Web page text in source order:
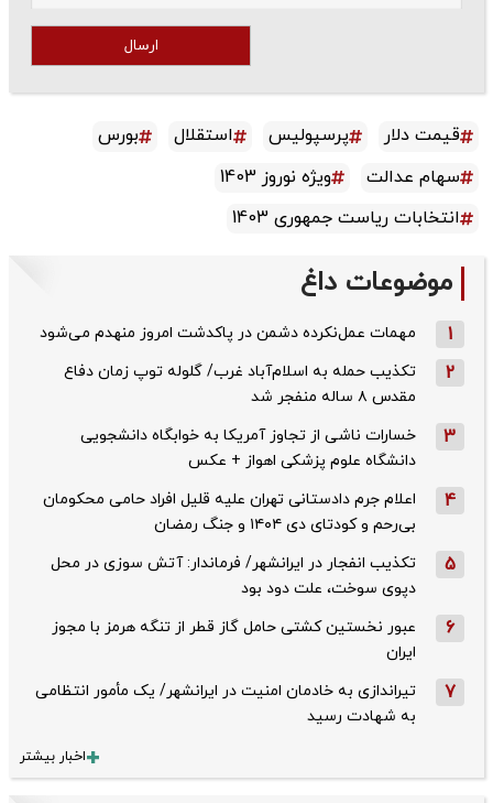
ارسال
قیمت دلار پرسپولیس استقلال
بورس
سهام عدالت
ویژه نوروز 1403
انتخابات ریاست جمهوری 1403
موضوعات داغ
1 مهمات عمل‌نکرده دشمن در پاکدشت امروز منهدم می‌شود
2
تکذیب حمله به اسلام‌آباد غرب/ گلوله توپ زمان دفاع
مقدس ۸ ساله منفجر شد
3
خسارات ناشی از تجاوز آمریکا به خوابگاه دانشجویی
دانشگاه علوم پزشکی اهواز + عکس
4
اعلام جرم دادستانی تهران علیه قلیل افراد حامی محکومان
بی‌رحم و کودتای دی‌ ۱۴۰۴ و جنگ رمضان
5
تکذیب ‌انفجار در ایرانشهر/ فرماندار: آتش سوزی در محل
دپوی سوخت، علت دود بود
6
عبور نخستین کشتی حامل گاز قطر از تنگه هرمز با مجوز
ایران
7
تیراندازی به خادمان امنیت در ایرانشهر/ یک مأمور انتظامی
به شهادت رسید
اخبار بیشتر